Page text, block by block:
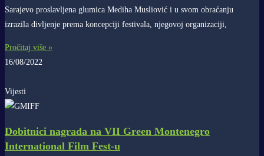
Sarajevo proslavljena glumica Mediha Musliović i u svom obraćanju
izrazila divljenje prema koncepciji festivala, njegovoj organizaciji,
Pročitaj više »
16/08/2022
Vijesti
Dobitnici nagrada na VII Green Montenegro
International Film Fest-u